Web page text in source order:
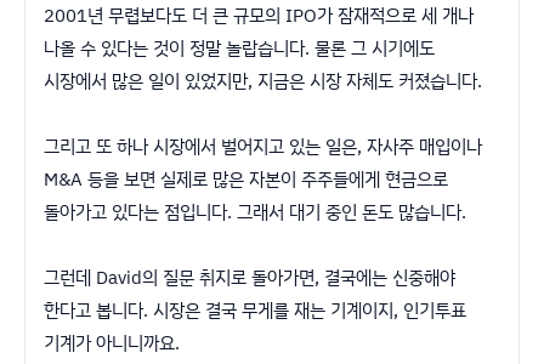
2001년 무렵보다도 더 큰 규모의 IPO가 잠재적으로 세 개나
나올 수 있다는 것이 정말 놀랍습니다. 물론 그 시기에도
시장에서 많은 일이 있었지만, 지금은 시장 자체도 커졌습니다.
그리고 또 하나 시장에서 벌어지고 있는 일은, 자사주 매입이나
M&A 등을 보면 실제로 많은 자본이 주주들에게 현금으로
돌아가고 있다는 점입니다. 그래서 대기 중인 돈도 많습니다.
그런데 David의 질문 취지로 돌아가면, 결국에는 신중해야
한다고 봅니다. 시장은 결국 무게를 재는 기계이지, 인기투표
기계가 아니니까요.